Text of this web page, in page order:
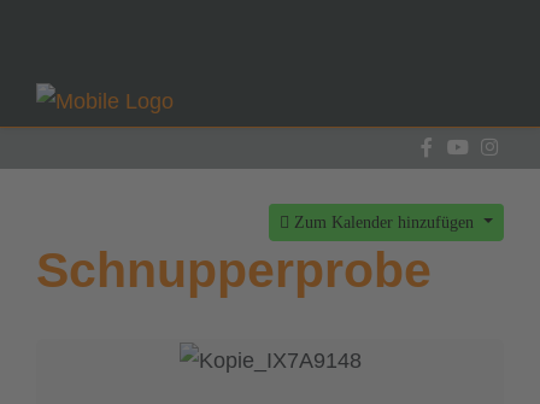
Zum Kalender hinzufügen
Schnupperprobe